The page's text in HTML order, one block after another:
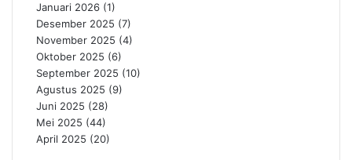
Januari 2026 (1)
Desember 2025 (7)
November 2025 (4)
Oktober 2025 (6)
September 2025 (10)
Agustus 2025 (9)
Juni 2025 (28)
Mei 2025 (44)
April 2025 (20)